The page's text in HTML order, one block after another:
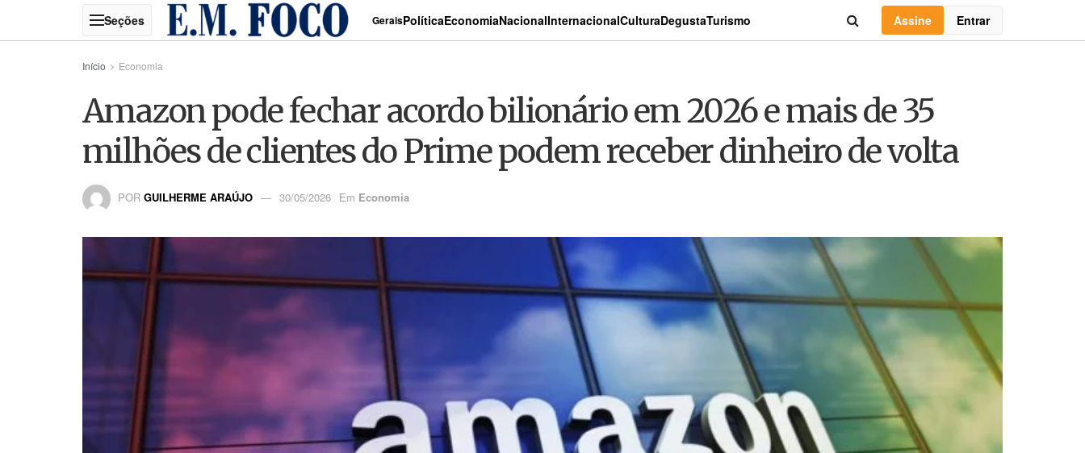
GeraisPolíticaEconomiaNacionalInternacionalCulturaDegustaTurismo Assine Entrar
Início Economia
Amazon pode fechar acordo bilionário em 2026 e mais de 35
milhões de clientes do Prime podem receber dinheiro de volta
POR GUILHERME ARAÚJO 30/05/2026 Em Economia